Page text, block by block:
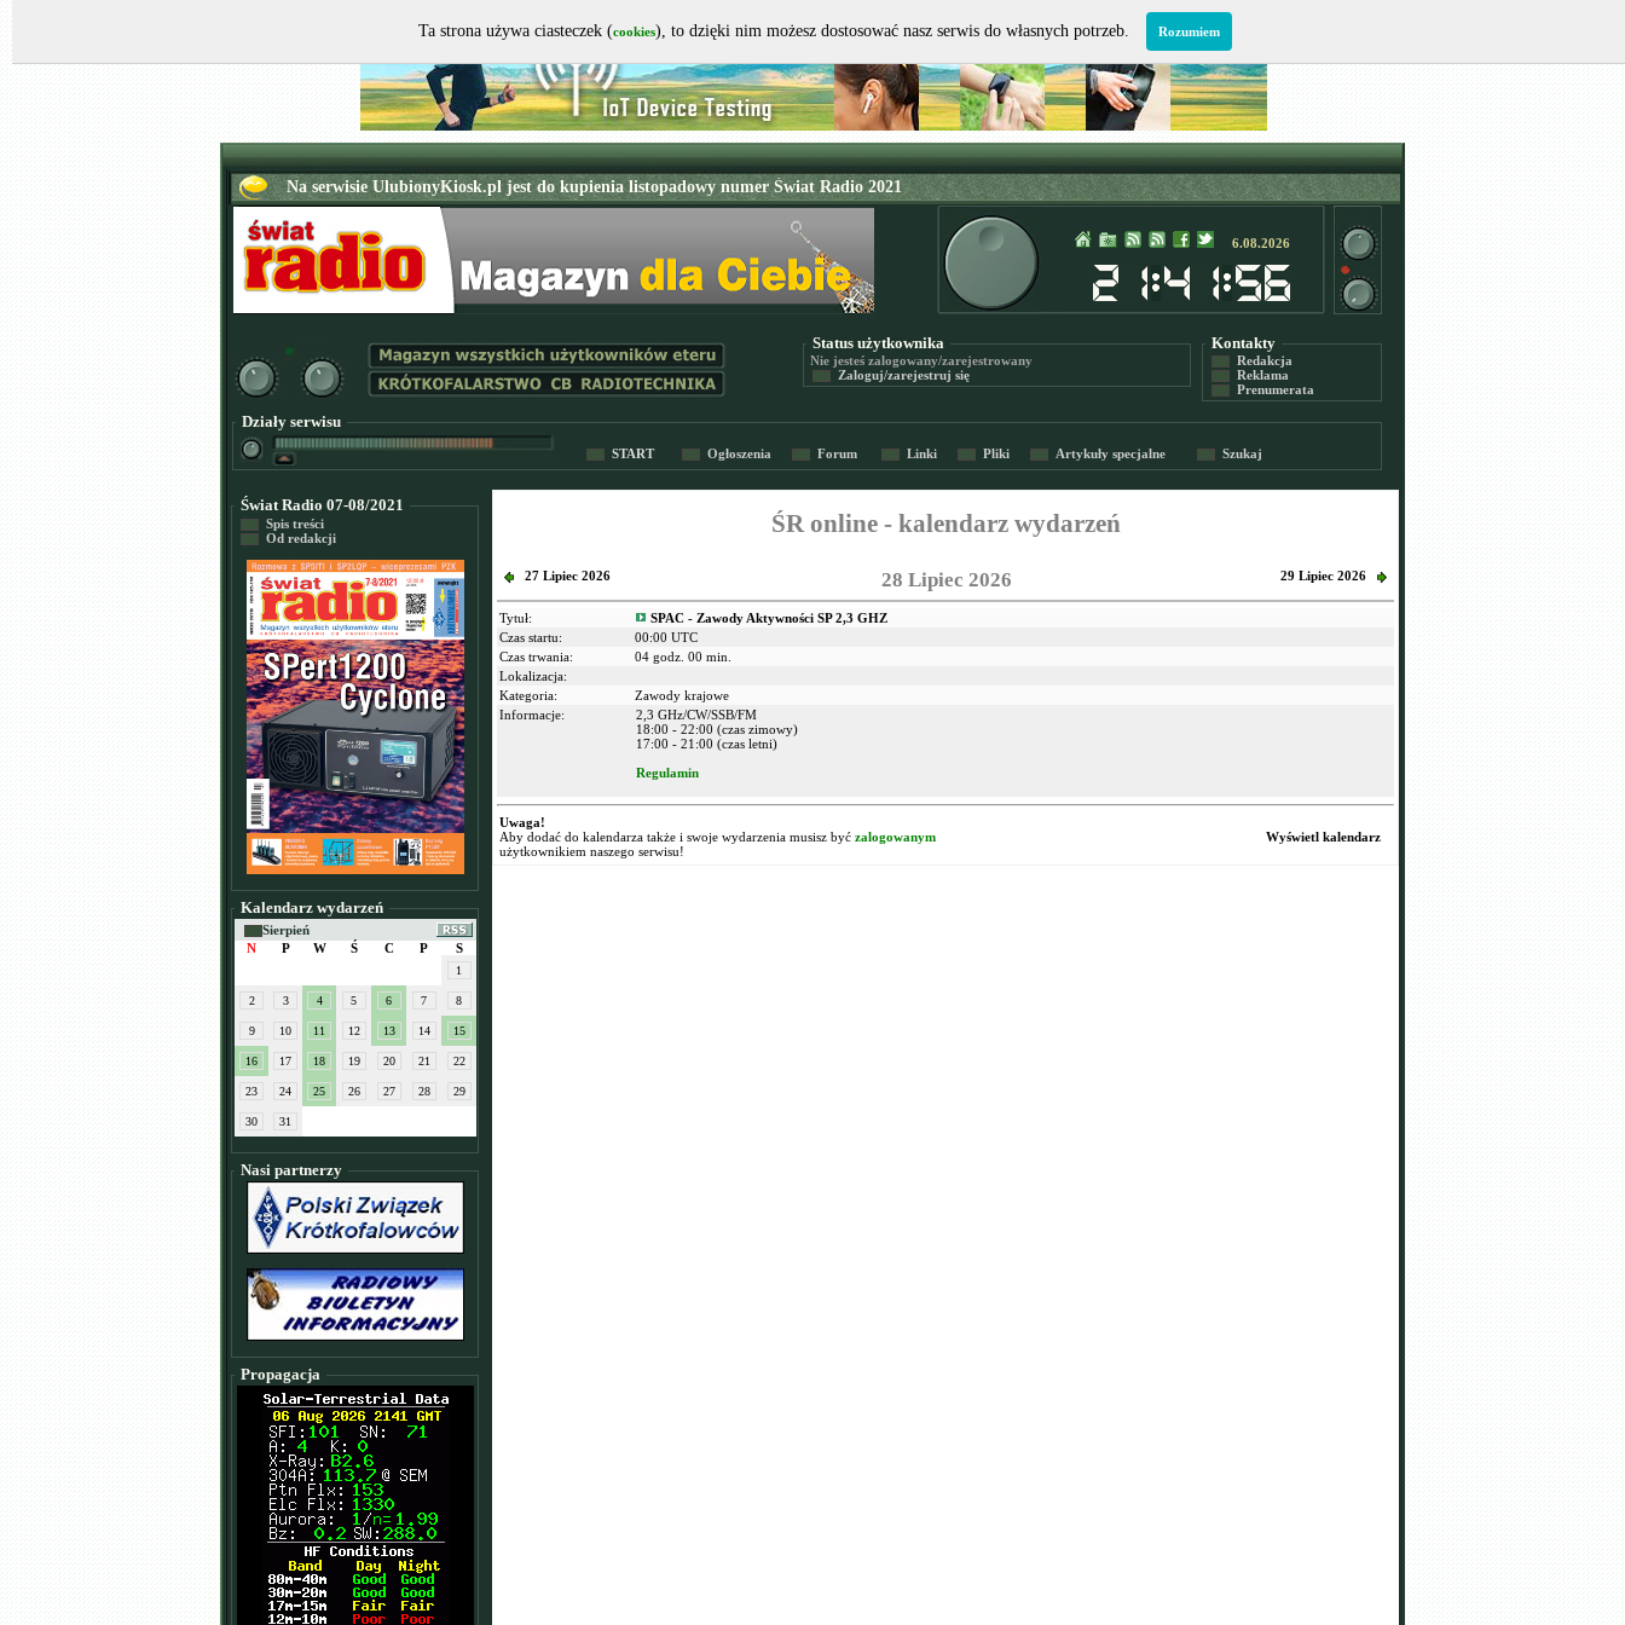
6.08.2026
Status użytkownika
Nie jesteś zalogowany/zarejestrowany
Zaloguj/zarejestruj się
Kontakty
Redakcja
Reklama
Prenumerata
Działy serwisu
START Ogłoszenia Forum Linki Pliki Artykuły specjalne Szukaj
Świat Radio 07-08/2021
Spis treści
Od redakcji
Kalendarz wydarzeń
Sierpień
N
P W Ś C P S
1
2 3 4 5 6 7 8
9 10 11 12 13 14 15
16 17 18 19 20 21 22
23 24 25 26 27 28 29
30 31
Nasi partnerzy
Propagacja
ŚR online - kalendarz wydarzeń
27 Lipiec 2026 28 Lipiec 2026 29 Lipiec 2026
Tytuł:
SPAC - Zawody Aktywności SP 2,3 GHZ
Czas startu:
00:00 UTC
Czas trwania:
04 godz. 00 min.
Lokalizacja:
Kategoria:
Zawody krajowe
Informacje:
2,3 GHz/CW/SSB/FM
18:00 - 22:00 (czas zimowy)
17:00 - 21:00 (czas letni)
Regulamin
Uwaga!
Aby dodać do kalendarza także i swoje wydarzenia musisz być zalogowanym
użytkownikiem naszego serwisu!
Wyświetl kalendarz
Ta strona używa ciasteczek (cookies), to dzięki nim możesz dostosować nasz serwis do własnych potrzeb. Rozumiem